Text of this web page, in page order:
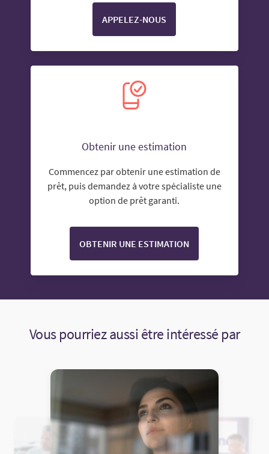
APPELEZ-NOUS
Obtenir une estimation
Commencez par obtenir une estimation de
prêt, puis demandez à votre spécialiste une
option de prêt garanti.
OBTENIR UNE ESTIMATION
Vous pourriez aussi être intéressé par